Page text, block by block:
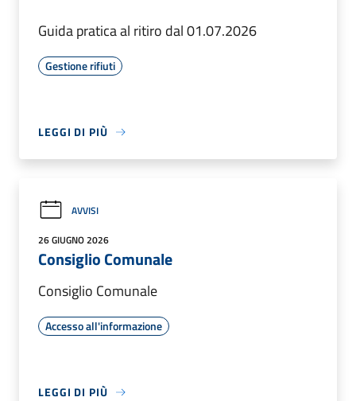
Guida pratica al ritiro dal 01.07.2026
Gestione rifiuti
LEGGI DI PIÙ
AVVISI
26 GIUGNO 2026
Consiglio Comunale
Consiglio Comunale
Accesso all'informazione
LEGGI DI PIÙ